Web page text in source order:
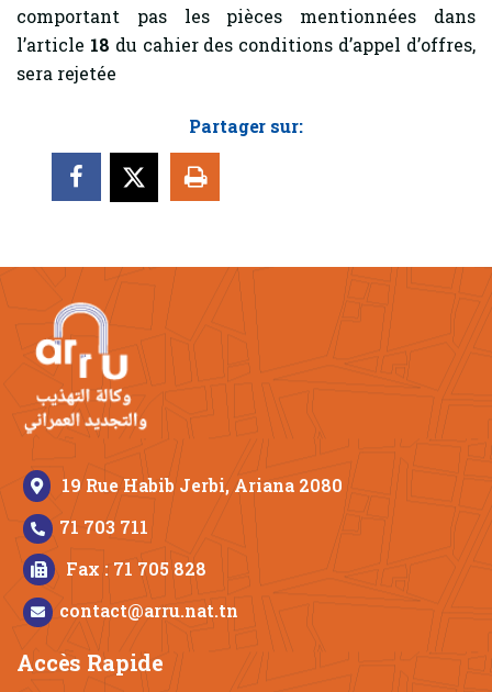
comportant pas les pièces mentionnées dans
l’article 18 du cahier des conditions d’appel d’offres,
sera rejetée
Partager sur:
19 Rue Habib Jerbi, Ariana 2080
71 703 711
Fax : 71 705 828
contact@arru.nat.tn
Accès Rapide